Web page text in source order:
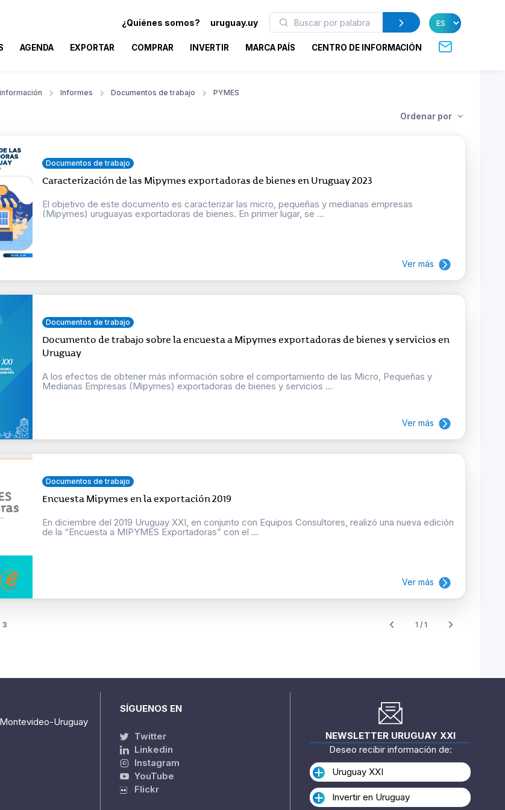
¿Quiénes somos? uruguay.uy
AGENDA EXPORTAR COMPRAR INVERTIR MARCA PAÍS CENTRO DE INFORMACIÓN
Informes Documentos de trabajo PYMES
Ordenar por
Documentos de trabajo
Caracterización de las Mipymes exportadoras de bienes en Uruguay 2023
El objetivo de este documento es caracterizar las micro, pequeñas y medianas empresas
(Mipymes) uruguayas exportadoras de bienes. En primer lugar, se ...
Ver más
Documentos de trabajo
Documento de trabajo sobre la encuesta a Mipymes exportadoras de bienes y servicios en
Uruguay
A los efectos de obtener más información sobre el comportamiento de las Micro, Pequeñas y
Medianas Empresas (Mipymes) exportadoras de bienes y servicios ...
Ver más
Documentos de trabajo
Encuesta Mipymes en la exportación 2019
En diciembre del 2019 Uruguay XXI, en conjunto con Equipos Consultores, realizó una nueva edición
de la “Encuesta a MIPYMES Exportadoras” con el ...
Ver más
3 1 / 1
Uruguay
SÍGUENOS EN
Twitter
Linkedin
Instagram
YouTube
Flickr
NEWSLETTER URUGUAY XXI
Deseo recibir información de:
Uruguay XXI
Invertir en Uruguay